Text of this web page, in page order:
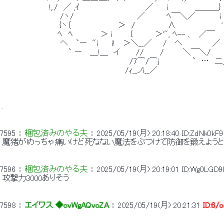
!,./　／ ,ｲ　　　　　　　　　　 　 ／　　 i 　 　 　 ＿＿＿} 　
/ヽ/　　　　　　　　　　　 ／　　 　 ﾍ￣＼／　　　　 i　　
{ヽ｛　　　　　　　　 ＞　/　　　　 　 ∧　　 　 　 　 　 ' , 　
ﾍ　ﾍ　　　　　＞ i 　 　 {　　　　＞'", ﾍ-- 、　／￣　　ヘ
ヘ　 `ー　"i　 　i!　 ＞＼__／　　/　 ヘ 　　　　　／ 　　
` ー　 ＿!＿　イ　 　 //　 　 /　　　 ＼￣＼/　　　 　 l
/7⌒/⌒j　　　　　　`　…　二＿__ ヽ
/ｨ__ノi__／　　　　　　　　　　　　　　
7595 ： 梱包済みのやる夫 ： 2025/05/19(月) 20:18:40 ID:ZdNk0kF9
魔猪がめっちゃ痛いけど死なない魔法をぶつけて防御を鍛えよ
7596 ： 梱包済みのやる夫 ： 2025/05/19(月) 20:19:01
攻撃力3000ありそう
7598 ： エイワス ◆ovWgAQvoZA ： 2025/05/19(月) 20:21:31 ID:6/